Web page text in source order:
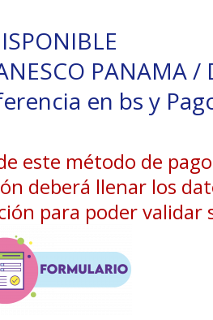
PANAMA /
en bs y
este método de
deberá llenar los
para poder validar